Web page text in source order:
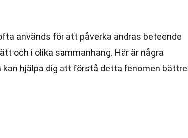
används för att påverka andras beteende
och i olika sammanhang. Här är några
hjälpa dig att förstå detta fenomen bättre.